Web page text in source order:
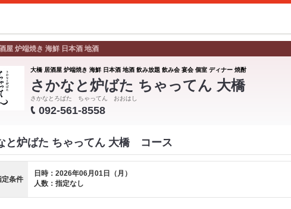
屋 炉端焼き 海鮮 日本酒 地酒
大橋 居酒屋 炉端焼き 海鮮 日本酒 地酒 飲み放題 飲み会 宴会 個室 ディナー 焼酎
さかなと炉ばた ちゃってん 大橋
さかなとろばた ちゃってん おおはし
092-561-8558
と炉ばた ちゃってん 大橋 コース
定条件
日時：2026年06月01日（月）
人数：指定なし